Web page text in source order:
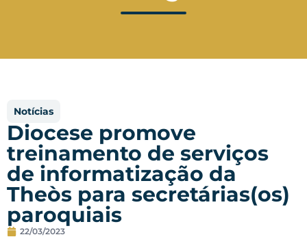
Notícias
Diocese promove
treinamento de serviços
de informatização da
Theòs para secretárias(os)
paroquiais
22/03/2023